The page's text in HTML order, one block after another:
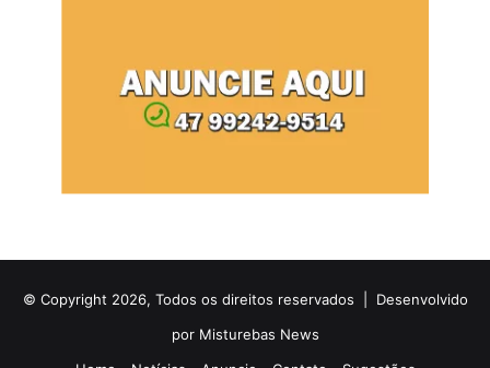
© Copyright 2026, Todos os direitos reservados | Desenvolvido
por Misturebas News